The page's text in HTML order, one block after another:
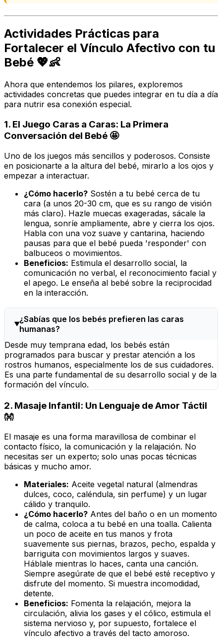
Actividades Prácticas para
Fortalecer el Vínculo Afectivo con tu
Bebé 💖👶
Ahora que entendemos los pilares, exploremos
actividades concretas que puedes integrar en tu día a día
para nutrir esa conexión especial.
1. El Juego Caras a Caras: La Primera
Conversación del Bebé 🤩
Uno de los juegos más sencillos y poderosos. Consiste
en posicionarte a la altura del bebé, mirarlo a los ojos y
empezar a interactuar.
¿Cómo hacerlo? Sostén a tu bebé cerca de tu
cara (a unos 20-30 cm, que es su rango de visión
más claro). Hazle muecas exageradas, sácale la
lengua, sonríe ampliamente, abre y cierra los ojos.
Habla con una voz suave y cantarina, haciendo
pausas para que el bebé pueda 'responder' con
balbuceos o movimientos.
Beneficios: Estimula el desarrollo social, la
comunicación no verbal, el reconocimiento facial y
el apego. Le enseña al bebé sobre la reciprocidad
en la interacción.
¿Sabías que los bebés prefieren las caras
humanas?
Desde muy temprana edad, los bebés están
programados para buscar y prestar atención a los
rostros humanos, especialmente los de sus cuidadores.
Es una parte fundamental de su desarrollo social y de la
formación del vínculo.
2. Masaje Infantil: Un Lenguaje de Amor Táctil
👐
El masaje es una forma maravillosa de combinar el
contacto físico, la comunicación y la relajación. No
necesitas ser un experto; solo unas pocas técnicas
básicas y mucho amor.
Materiales: Aceite vegetal natural (almendras
dulces, coco, caléndula, sin perfume) y un lugar
cálido y tranquilo.
¿Cómo hacerlo? Antes del baño o en un momento
de calma, coloca a tu bebé en una toalla. Calienta
un poco de aceite en tus manos y frota
suavemente sus piernas, brazos, pecho, espalda y
barriguita con movimientos largos y suaves.
Háblale mientras lo haces, canta una canción.
Siempre asegúrate de que el bebé esté receptivo y
disfrute del momento. Si muestra incomodidad,
detente.
Beneficios: Fomenta la relajación, mejora la
circulación, alivia los gases y el cólico, estimula el
sistema nervioso y, por supuesto, fortalece el
vínculo afectivo a través del tacto amoroso.